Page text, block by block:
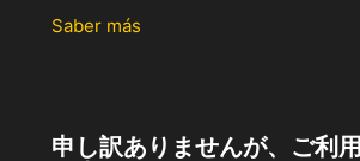
Saber más
申し訳ありませんが、ご利